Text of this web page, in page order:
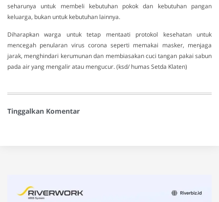
seharunya untuk membeli kebutuhan pokok dan kebutuhan pangan
keluarga, bukan untuk kebutuhan lainnya.
Diharapkan warga untuk tetap mentaati protokol kesehatan untuk
mencegah penularan virus corona seperti memakai masker, menjaga
jarak, menghindari kerumunan dan membiasakan cuci tangan pakai sabun
pada air yang mengalir atau mengucur. (ksd/ humas Setda Klaten)
Tinggalkan Komentar